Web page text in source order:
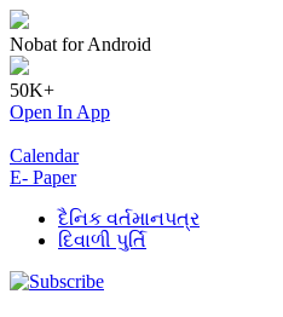
Nobat for Android
50K+
Open In App
Calendar
E- Paper
દૈનિક વર્તમાનપત્ર
દિવાળી પુર્તિ